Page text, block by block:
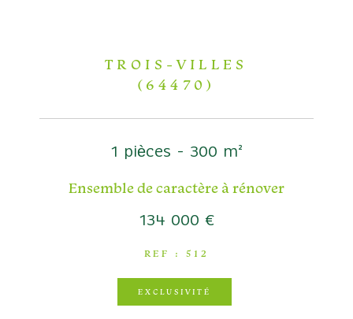
TROIS-VILLES
(64470)
1 pièces - 300 m²
Ensemble de caractère à rénover
134 000 €
REF : 512
EXCLUSIVITÉ